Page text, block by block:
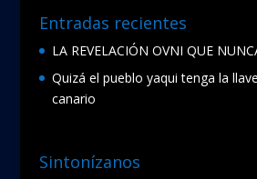
Entradas recientes
LA REVELACIÓN OVNI QUE
Quizá el pueblo yaqui tenga la
canario
Sintonízanos